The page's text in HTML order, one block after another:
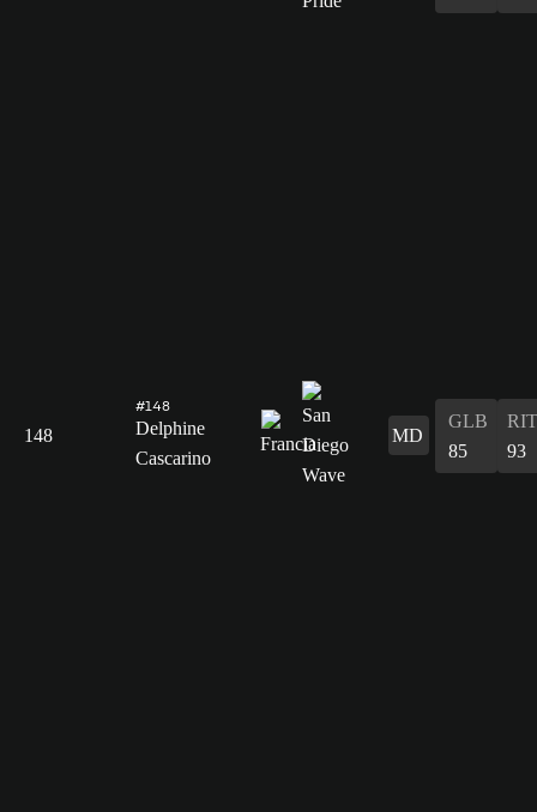
148
#148
Delphine
Cascarino
MD
GLB
85
RIT
93